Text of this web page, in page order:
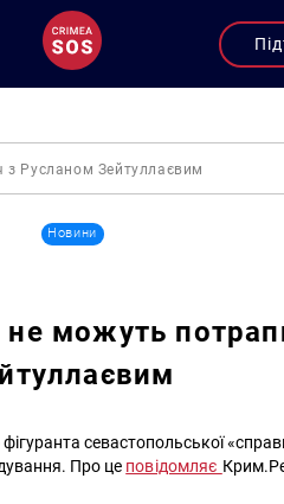
з Русланом Зейтуллаєвим
Новини
не можуть
севастопольської
Про це повідомляє